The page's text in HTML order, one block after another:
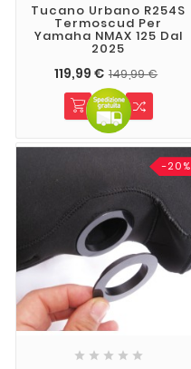
Tucano Urbano R254S
Termoscud Per
Yamaha NMAX 125 Dal
2025
119,99 € 149,99 €
-20%
    